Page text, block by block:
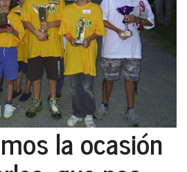
la ocasión